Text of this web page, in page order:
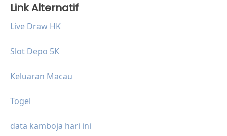
Link Alternatif
Live Draw HK
Slot Depo 5K
Keluaran Macau
Togel
data kamboja hari ini